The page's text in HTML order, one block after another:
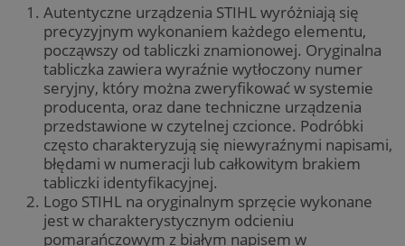
Autentyczne urządzenia STIHL wyróżniają się
precyzyjnym wykonaniem każdego elementu,
począwszy od tabliczki znamionowej. Oryginalna
tabliczka zawiera wyraźnie wytłoczony numer
seryjny, który można zweryfikować w systemie
producenta, oraz dane techniczne urządzenia
przedstawione w czytelnej czcionce. Podróbki
często charakteryzują się niewyraźnymi napisami,
błędami w numeracji lub całkowitym brakiem
tabliczki identyfikacyjnej.
Logo STIHL na oryginalnym sprzęcie wykonane
jest w charakterystycznym odcieniu
pomarańczowym z białym napisem w